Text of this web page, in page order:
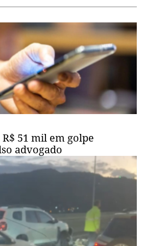
51 mil em golpe
advogado